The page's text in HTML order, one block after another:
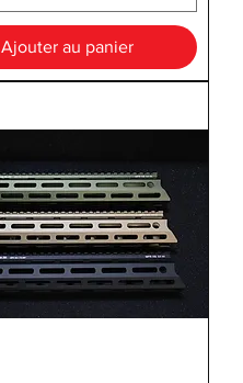
Ajouter au panier